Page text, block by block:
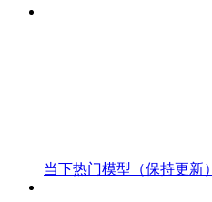
当下热门模型（保持更新）